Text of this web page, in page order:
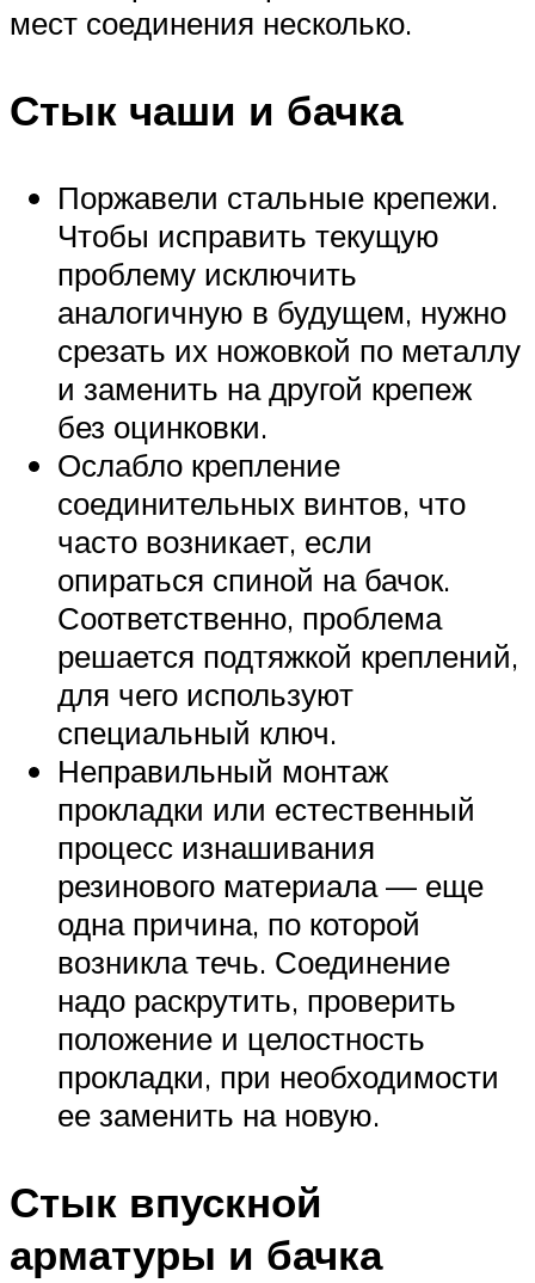
мест соединения несколько.
Стык чаши и бачка
Поржавели стальные крепежи.
Чтобы исправить текущую
проблему исключить
аналогичную в будущем, нужно
срезать их ножовкой по металлу
и заменить на другой крепеж
без оцинковки.
Ослабло крепление
соединительных винтов, что
часто возникает, если
опираться спиной на бачок.
Соответственно, проблема
решается подтяжкой креплений,
для чего используют
специальный ключ.
Неправильный монтаж
прокладки или естественный
процесс изнашивания
резинового материала — еще
одна причина, по которой
возникла течь. Соединение
надо раскрутить, проверить
положение и целостность
прокладки, при необходимости
ее заменить на новую.
Стык впускной
арматуры и бачка